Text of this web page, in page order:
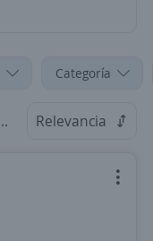
Categoría
Relevancia